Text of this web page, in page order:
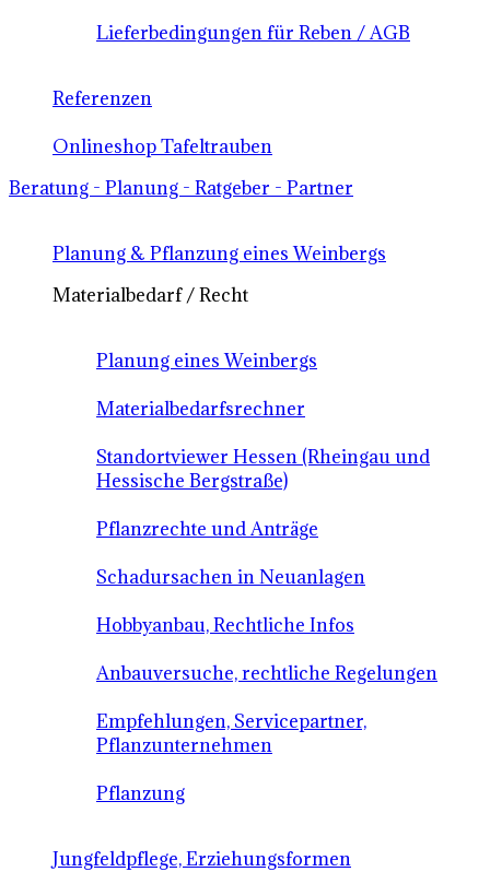
Lieferbedingungen für Reben / AGB
Referenzen
Onlineshop Tafeltrauben
Beratung - Planung - Ratgeber - Partner
Planung & Pflanzung eines Weinbergs
Materialbedarf / Recht
Planung eines Weinbergs
Materialbedarfsrechner
Standortviewer Hessen (Rheingau und
Hessische Bergstraße)
Pflanzrechte und Anträge
Schadursachen in Neuanlagen
Hobbyanbau, Rechtliche Infos
Anbauversuche, rechtliche Regelungen
Empfehlungen, Servicepartner,
Pflanzunternehmen
Pflanzung
Jungfeldpflege, Erziehungsformen